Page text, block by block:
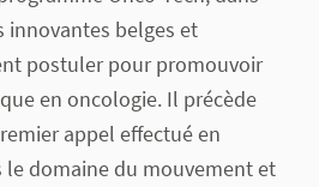
belges et
postuler pour promouvoir
en oncologie. Il précède
appel effectué en
le domaine du mouvement et